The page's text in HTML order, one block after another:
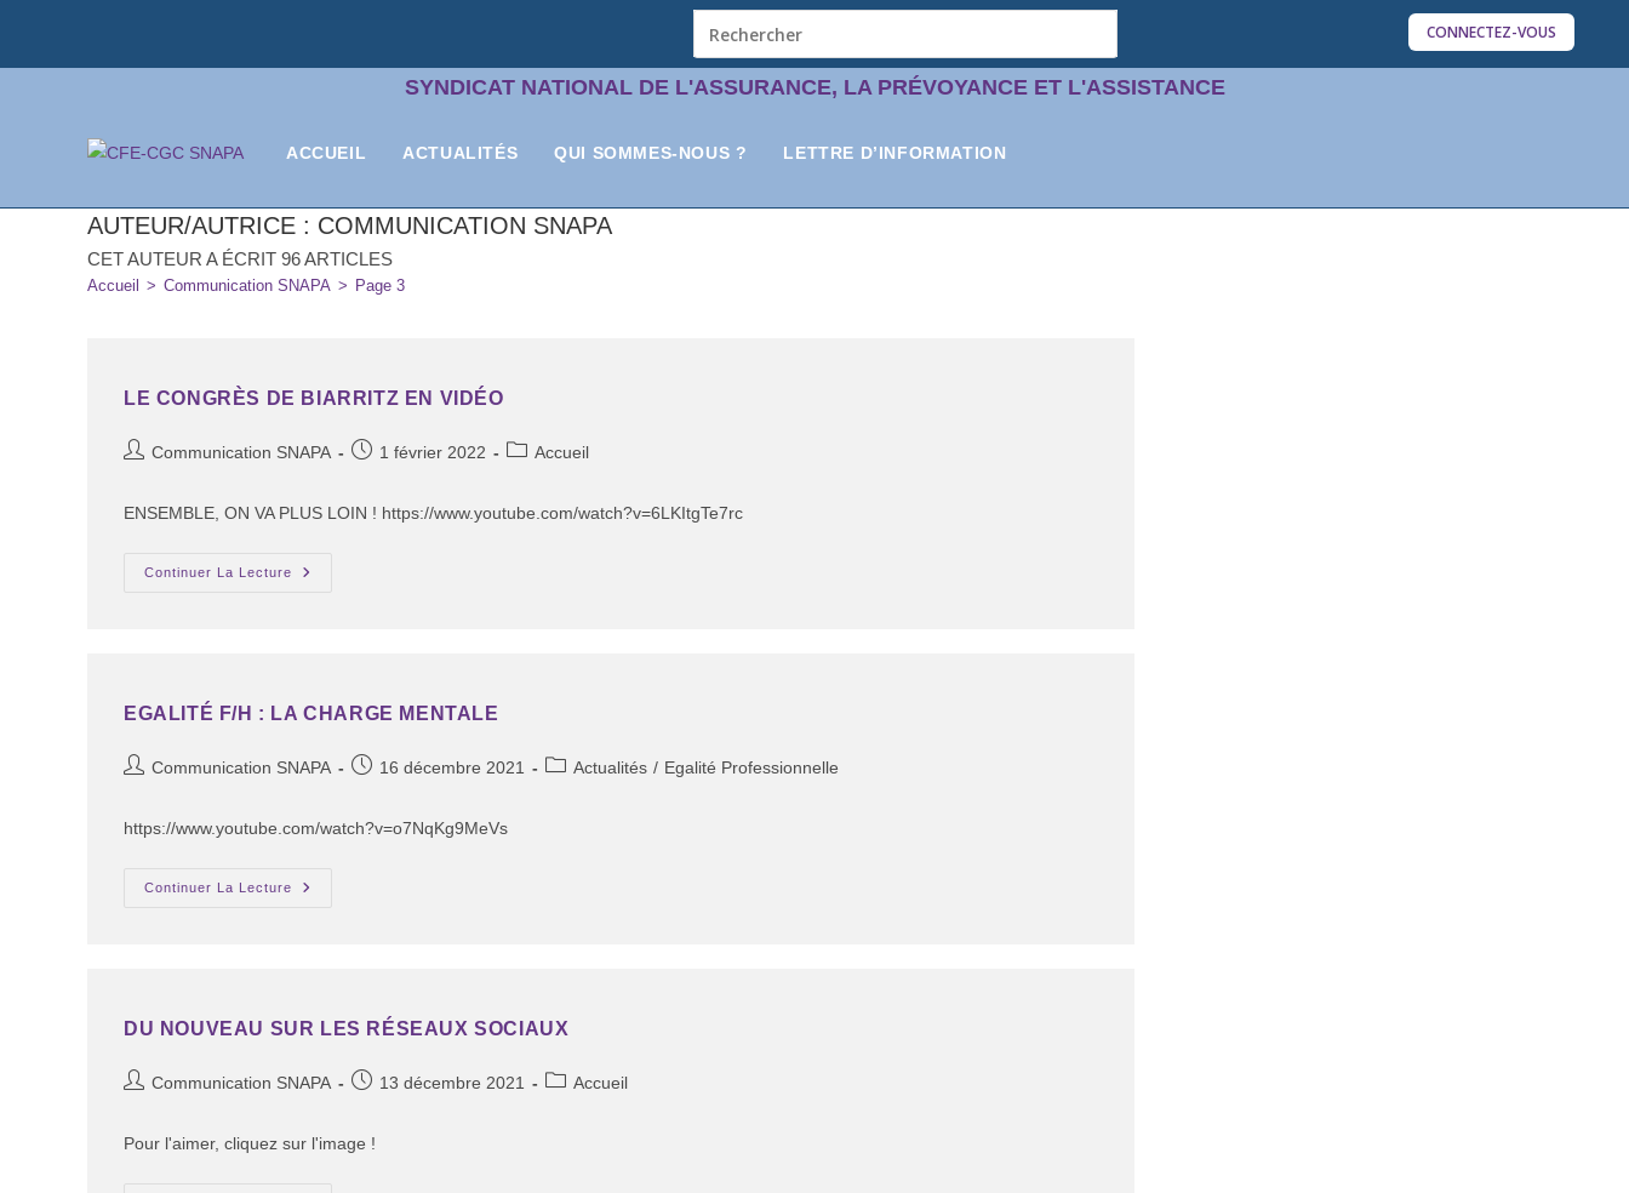
CONNECTEZ-VOUS
SYNDICAT NATIONAL DE L'ASSURANCE, LA PRÉVOYANCE ET L'ASSISTANCE
ACCUEIL ACTUALITÉS QUI SOMMES-NOUS ? LETTRE D’INFORMATION
AUTEUR/AUTRICE : COMMUNICATION SNAPA
CET AUTEUR A ÉCRIT 96 ARTICLES
Accueil > Communication SNAPA > Page 3
LE CONGRÈS DE BIARRITZ EN VIDÉO
Communication SNAPA 1 février 2022 Accueil
ENSEMBLE, ON VA PLUS LOIN ! https://www.youtube.com/watch?v=6LKItgTe7rc
Continuer La Lecture
EGALITÉ F/H : LA CHARGE MENTALE
Communication SNAPA 16 décembre 2021 Actualités / Egalité Professionnelle
https://www.youtube.com/watch?v=o7NqKg9MeVs
Continuer La Lecture
DU NOUVEAU SUR LES RÉSEAUX SOCIAUX
Communication SNAPA 13 décembre 2021 Accueil
Pour l'aimer, cliquez sur l'image !